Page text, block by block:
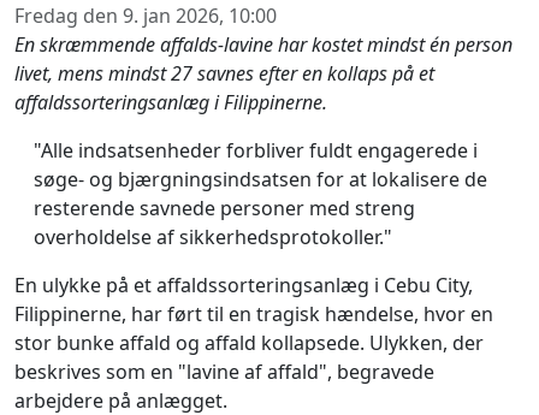
Fredag den 9. jan 2026, 10:00
En skræmmende affalds-lavine har kostet mindst én person
livet, mens mindst 27 savnes efter en kollaps på et
affaldssorteringsanlæg i Filippinerne.
"Alle indsatsenheder forbliver fuldt engagerede i
søge- og bjærgningsindsatsen for at lokalisere de
resterende savnede personer med streng
overholdelse af sikkerhedsprotokoller."
En ulykke på et affaldssorteringsanlæg i Cebu City,
Filippinerne, har ført til en tragisk hændelse, hvor en
stor bunke affald og affald kollapsede. Ulykken, der
beskrives som en "lavine af affald", begravede
arbejdere på anlægget.